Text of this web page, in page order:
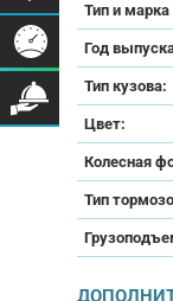
Тип и марка
Год
Тип кузова:
Цвет:
Колесная
Тип